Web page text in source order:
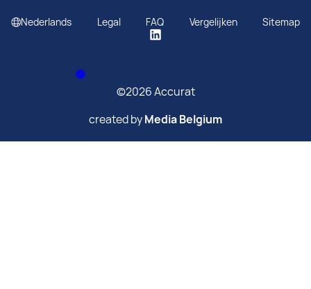
Nederlands Legal FAQ Vergelijken Sitemap
©2026 Accurat
created byMedia Belgium